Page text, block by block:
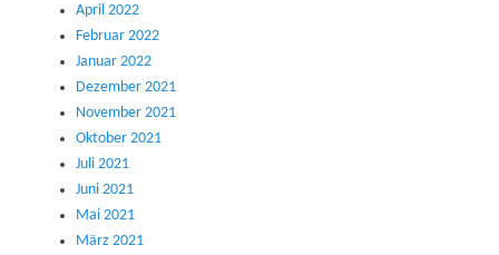
April 2022
Februar 2022
Januar 2022
Dezember 2021
November 2021
Oktober 2021
Juli 2021
Juni 2021
Mai 2021
März 2021